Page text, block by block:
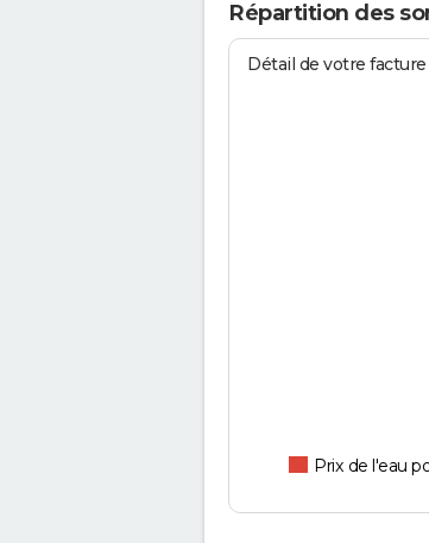
Répartition des
Détail de votre
Prix de l'eau